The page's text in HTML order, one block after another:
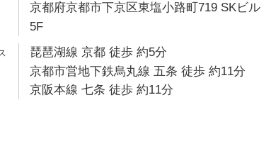
京都府京都市下京区東塩小路町719 SKビル
5F
琵琶湖線 京都 徒歩 約5分
京都市営地下鉄烏丸線 五条 徒歩 約11分
京阪本線 七条 徒歩 約11分